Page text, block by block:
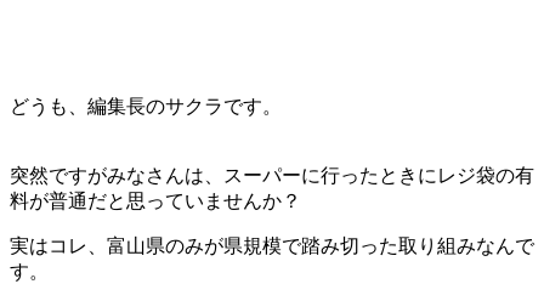
どうも、編集長のサクラです。
突然ですがみなさんは、スーパーに行ったときにレジ袋の有
料が普通だと思っていませんか？
実はコレ、富山県のみが県規模で踏み切った取り組みなんで
す。